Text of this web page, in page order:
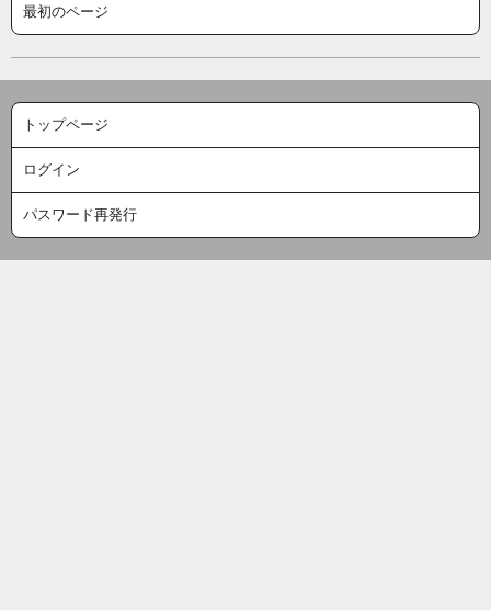
最初のページ
トップページ
ログイン
パスワード再発行